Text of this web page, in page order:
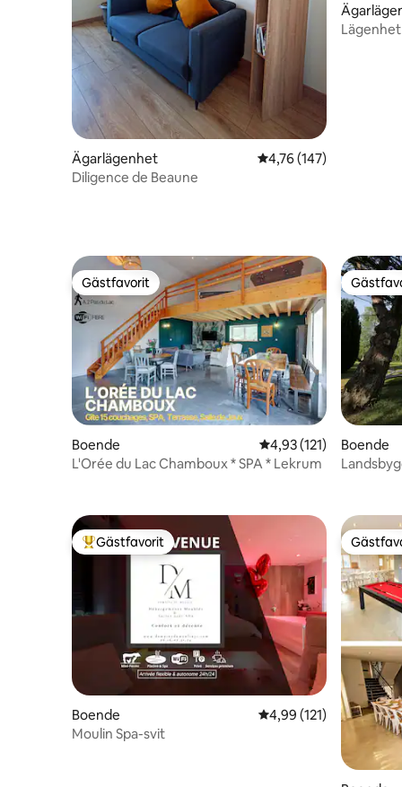
Ägarlägenhet 4,76 av 5 i
4,76 (147)
Diligence de Beaune
Gästfavorit
Gästfavorit
Boende 4,93 av 5 i
4,93 (121)
L'Orée du Lac Chamboux * SPA * Lekrum
Boende
Populär gästfavorit
Gästfavorit
Boende 4,99 av 5 i
4,99 (121)
Moulin Spa-svit